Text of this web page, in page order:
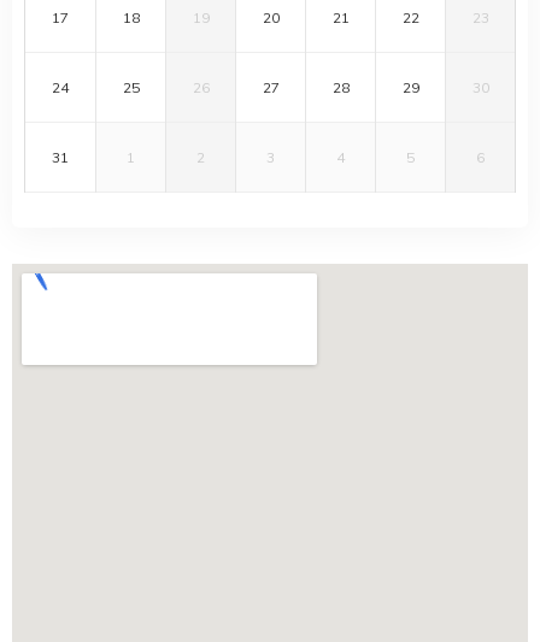
17 18 19 20 21 22 23
24 25 26 27 28 29 30
31 1 2 3 4 5 6